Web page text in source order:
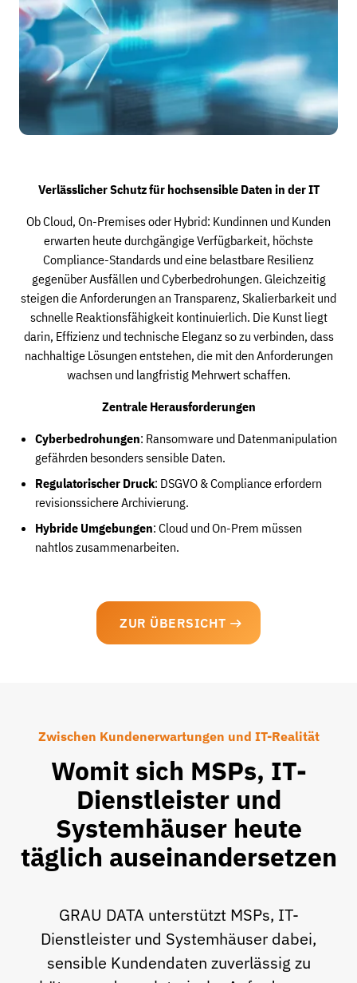
Verlässlicher Schutz für hochsensible Daten in der IT
Ob Cloud, On-Premises oder Hybrid: Kundinnen und Kunden
erwarten heute durchgängige Verfügbarkeit, höchste
Compliance-Standards und eine belastbare Resilienz
gegenüber Ausfällen und Cyberbedrohungen. Gleichzeitig
steigen die Anforderungen an Transparenz, Skalierbarkeit und
schnelle Reaktionsfähigkeit kontinuierlich. Die Kunst liegt
darin, Effizienz und technische Eleganz so zu verbinden, dass
nachhaltige Lösungen entstehen, die mit den Anforderungen
wachsen und langfristig Mehrwert schaffen.
Zentrale Herausforderungen
Cyberbedrohungen: Ransomware und Datenmanipulation
gefährden besonders sensible Daten.
Regulatorischer Druck: DSGVO & Compliance erfordern
revisionssichere Archivierung.
Hybride Umgebungen: Cloud und On-Prem müssen
nahtlos zusammenarbeiten.
ZUR ÜBERSICHT
Zwischen Kundenerwartungen und IT-Realität
Womit sich MSPs, IT-
Dienstleister und
Systemhäuser heute
täglich auseinandersetzen
GRAU DATA unterstützt MSPs, IT-
Dienstleister und Systemhäuser dabei,
sensible Kundendaten zuverlässig zu